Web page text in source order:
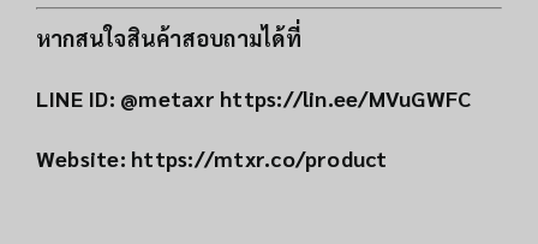
หากสนใจสินค้าสอบถามได้ที่
LINE ID: @metaxr https://lin.ee/MVuGWFC
Website: https://mtxr.co/product